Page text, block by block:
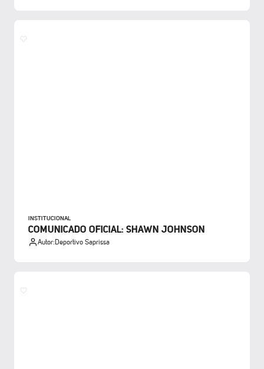
INSTITUCIONAL
COMUNICADO OFICIAL: SHAWN JOHNSON
Autor:Deportivo Saprissa